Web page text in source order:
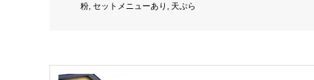
粉, セットメニューあり , 天ぷら